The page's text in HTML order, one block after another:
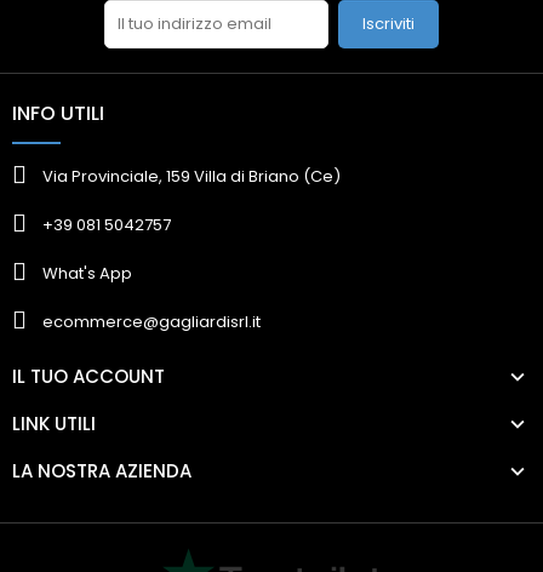
Iscriviti
INFO UTILI
Via Provinciale, 159 Villa di Briano (Ce)
+39 081 5042757
What's App
ecommerce@gagliardisrl.it
IL TUO ACCOUNT
LINK UTILI
LA NOSTRA AZIENDA